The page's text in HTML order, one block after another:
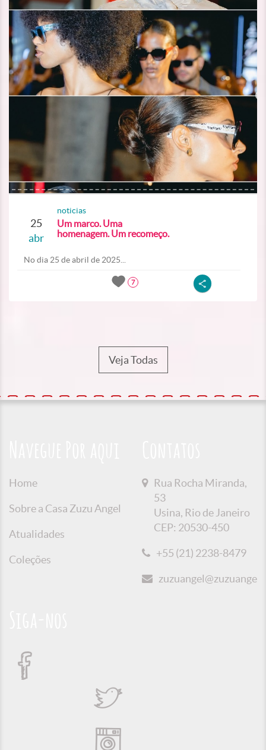
25
abr
noticias
Um marco. Uma
homenagem. Um recomeço.
No dia 25 de abril de 2025...
7
Veja Todas
Home
Sobre a Casa Zuzu Angel
Atualidades
Coleções
Rua Rocha Miranda,
53
Usina, Rio de Janeiro
CEP: 20530-450
+55 (21) 2238-8479